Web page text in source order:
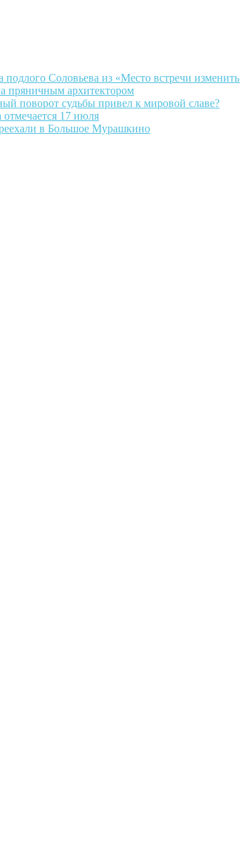
Соловьева из «Место встречи изменить
пряничным архитектором
поворот судьбы привел к мировой славе?
17 июля
в Большое Мурашкино